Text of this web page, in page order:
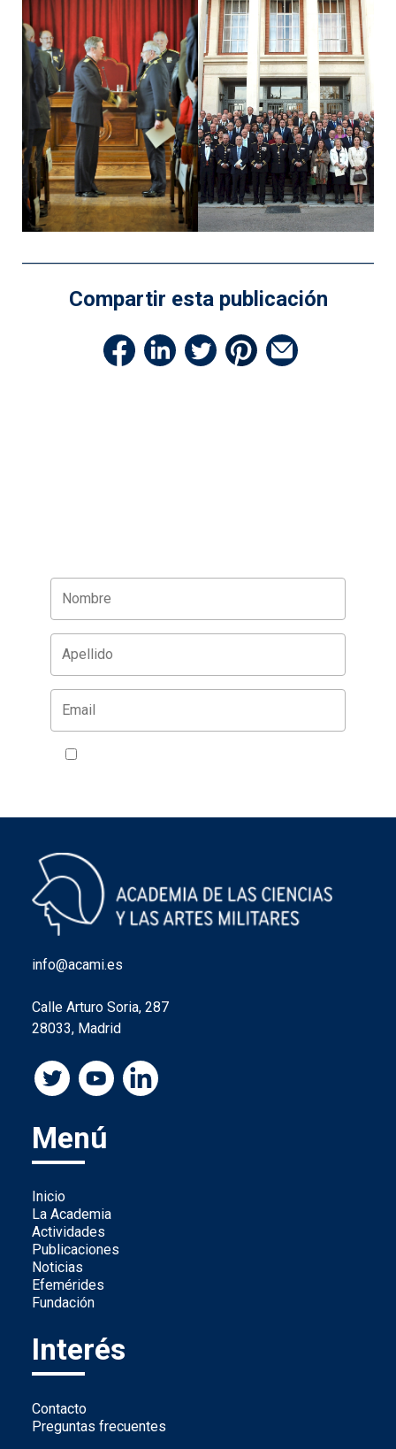
Compartir esta publicación
info@acami.es
Calle Arturo Soria, 287
28033, Madrid
Menú
Inicio
La Academia
Actividades
Publicaciones
Noticias
Efemérides
Fundación
Interés
Contacto
Preguntas frecuentes